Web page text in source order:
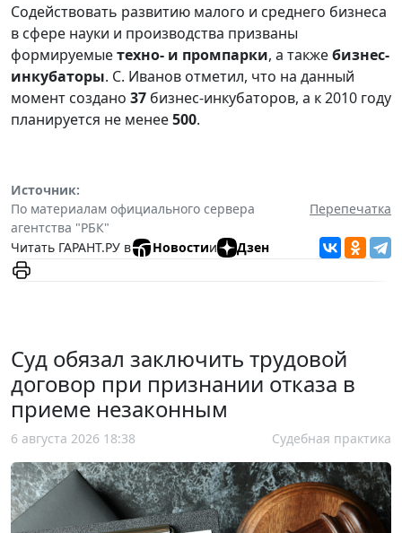
Содействовать развитию малого и среднего бизнеса
в сфере науки и производства призваны
формируемыетехно- и промпарки, а такжебизнес-
инкубаторы. С. Иванов отметил, что на данный
момент создано 37 бизнес-инкубаторов, а к 2010 году
планируется не менее500.
Источник:
По материалам официального сервера
агентства "РБК"
Перепечатка
Читать ГАРАНТ.РУ в Новостии Дзен
Суд обязал заключить трудовой
договор при признании отказа в
приеме незаконным
6 августа 2026 18:38 Судебная практика